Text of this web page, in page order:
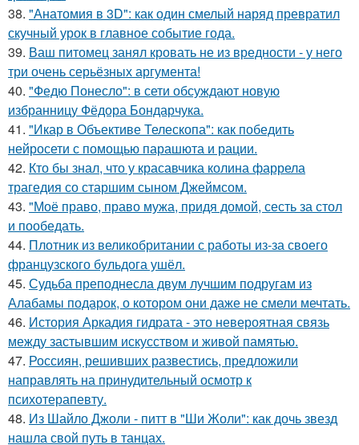
38. "Анатомия в 3D": как один смелый наряд превратил
скучный урок в главное событие года.
39. Ваш питомец занял кровать не из вредности - у него
три очень серьёзных аргумента!
40. "Федю Понесло": в сети обсуждают новую
избранницу Фёдора Бондарчука.
41. "Икар в Объективе Телескопа": как победить
нейросети с помощью парашюта и рации.
42. Кто бы знал, что у красавчика колина фаррела
трагедия со старшим сыном Джеймсом.
43. "Моё право, право мужа, придя домой, сесть за стол
и пообедать.
44. Плотник из великобритании с работы из-за своего
французского бульдога ушёл.
45. Судьба преподнесла двум лучшим подругам из
Алабамы подарок, о котором они даже не смели мечтать.
46. История Аркадия гидрата - это невероятная связь
между застывшим искусством и живой памятью.
47. Россиян, решивших развестись, предложили
направлять на принудительный осмотр к
психотерапевту.
48. Из Шайло Джоли - питт в "Ши Жоли": как дочь звезд
нашла свой путь в танцах.